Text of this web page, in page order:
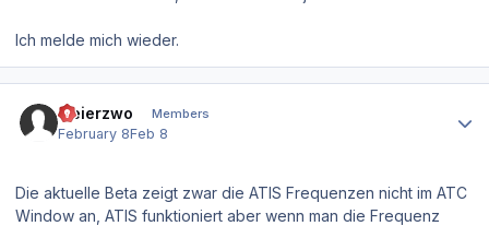
Ich melde mich wieder.
meierzwo Members
February 8Feb 8
Die aktuelle Beta zeigt zwar die ATIS Frequenzen nicht im ATC
Window an, ATIS funktioniert aber wenn man die Frequenz